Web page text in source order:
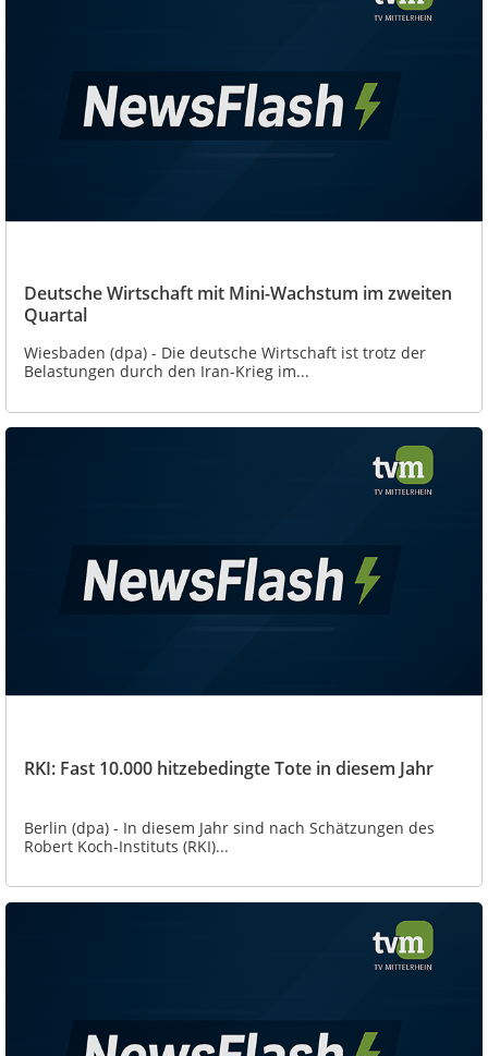
Deutsche Wirtschaft mit Mini-Wachstum im zweiten
Quartal
Wiesbaden (dpa) - Die deutsche Wirtschaft ist trotz der
Belastungen durch den Iran-Krieg im...
RKI: Fast 10.000 hitzebedingte Tote in diesem Jahr
Berlin (dpa) - In diesem Jahr sind nach Schätzungen des
Robert Koch-Instituts (RKI)...